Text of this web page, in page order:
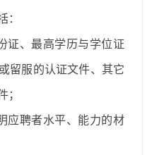
证、最高学历与学位证
留服的认证文件、其它
；
应聘者水平、能力的材